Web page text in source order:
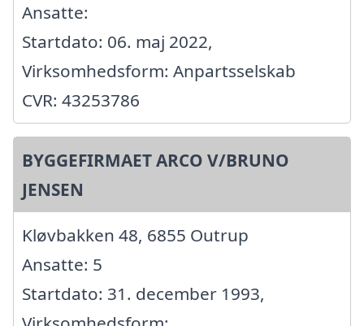
Ansatte:
Startdato: 06. maj 2022,
Virksomhedsform: Anpartsselskab
CVR: 43253786
BYGGEFIRMAET ARCO V/BRUNO
JENSEN
Kløvbakken 48, 6855 Outrup
Ansatte: 5
Startdato: 31. december 1993,